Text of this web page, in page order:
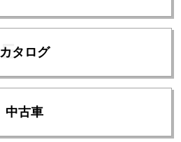
カタログ
中古車